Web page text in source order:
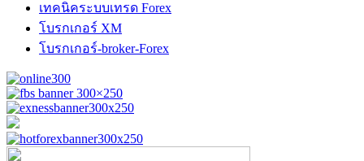
เทคนิคระบบเทรด Forex
โบรกเกอร์ XM
โบรกเกอร์-broker-Forex